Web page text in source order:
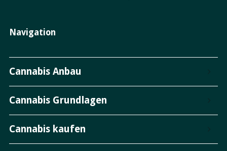
Navigation
Cannabis Anbau
Cannabis Grundlagen
Cannabis kaufen